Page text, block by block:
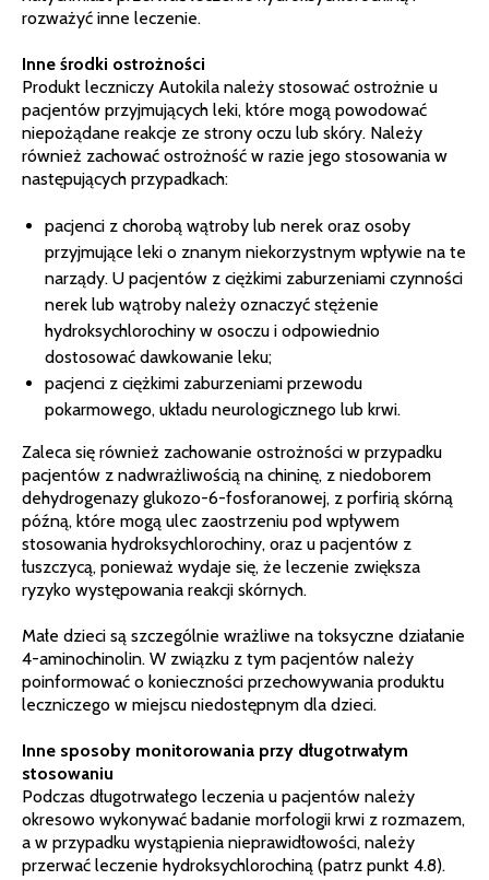
rozważyć inne leczenie.
Inne środki ostrożności
Produkt leczniczy Autokila należy stosować ostrożnie u
pacjentów przyjmujących leki, które mogą powodować
niepożądane reakcje ze strony oczu lub skóry. Należy
również zachować ostrożność w razie jego stosowania w
następujących przypadkach:
pacjenci z chorobą wątroby lub nerek oraz osoby
przyjmujące leki o znanym niekorzystnym wpływie na te
narządy. U pacjentów z ciężkimi zaburzeniami czynności
nerek lub wątroby należy oznaczyć stężenie
hydroksychlorochiny w osoczu i odpowiednio
dostosować dawkowanie leku;
pacjenci z ciężkimi zaburzeniami przewodu
pokarmowego, układu neurologicznego lub krwi.
Zaleca się również zachowanie ostrożności w przypadku
pacjentów z nadwrażliwością na chininę, z niedoborem
dehydrogenazy glukozo-6-fosforanowej, z porfirią skórną
późną, które mogą ulec zaostrzeniu pod wpływem
stosowania hydroksychlorochiny, oraz u pacjentów z
łuszczycą, ponieważ wydaje się, że leczenie zwiększa
ryzyko występowania reakcji skórnych.
Małe dzieci są szczególnie wrażliwe na toksyczne działanie
4-aminochinolin. W związku z tym pacjentów należy
poinformować o konieczności przechowywania produktu
leczniczego w miejscu niedostępnym dla dzieci.
Inne sposoby monitorowania przy długotrwałym
stosowaniu
Podczas długotrwałego leczenia u pacjentów należy
okresowo wykonywać badanie morfologii krwi z rozmazem,
a w przypadku wystąpienia nieprawidłowości, należy
przerwać leczenie hydroksychlorochiną (patrz punkt 4.8).